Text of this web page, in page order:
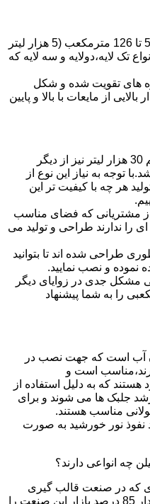
حجم مخزن پلی اتیلن را میتوان بین 5 تا 126 مترمکعب (5 هزار لیتر
تک لایه،دولایه و سه لایه که
های تقویت شده و شکل
از مایعات با بالا و پایین
تولید مخازن پلی اتیلن مکعبی تا حجم 30 هزار لیتر نیز از دیگر
توجه به نیاز این نوع از
هر چه با کیفیت تر این
مشتریانی که فضای مناسب
را ندارند طراحی و تولید می
طراحی شده اند تا بتوانید
نموده و نصب نمایید.
جدی در زوایای دیگر
را به شما پیشنهاد
آب است که جهت نصب در
است و
که به دلیل استفاده از
رشد جلبک ها می شوند و برای
مناسب هستند.
نفوذ نور خورشید به صورت
چه انواعی دارند؟
که در صنعت قالب گیری
دورانی از آن استفاده می شود و مقدار 85 درصد بازار این صنعت را